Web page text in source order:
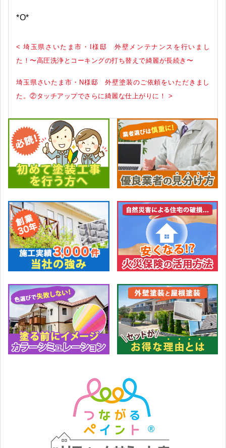
*O*
< 埼玉県さいたま市・I様邸 外壁メンテナンスを行いまし
た！〜高圧洗浄とコーキングの打ち替えで綺麗が長続き〜
埼玉県さいたま市・N様邸 外壁塗装のご依頼をいただきまし
た。②タッチアップでさらに綺麗な仕上がりに！ >